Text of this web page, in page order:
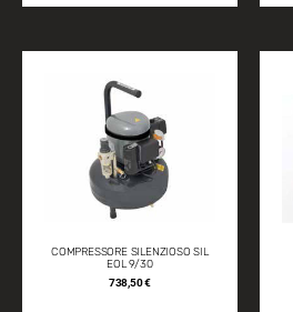
COMPRESSORE SILENZIOSO SIL
EOL 9/30
738,50€